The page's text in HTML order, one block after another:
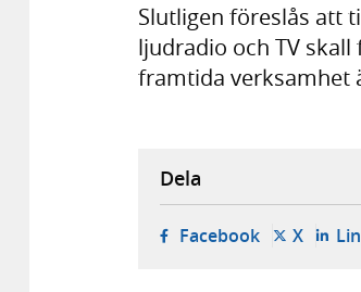
Slutligen föreslås att
ljudradio och TV
framtida verksamhet
Dela
Facebook- öppnas i
X-